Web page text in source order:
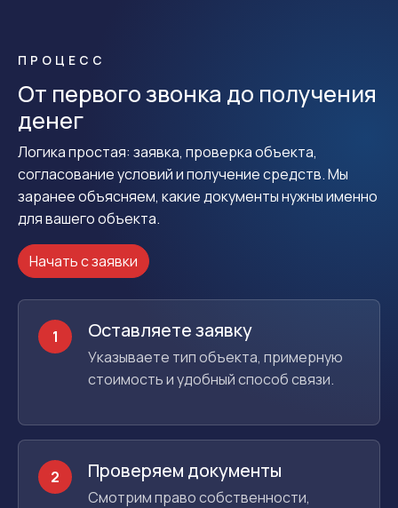
ПРОЦЕСС
От первого звонка до получения
денег
Логика простая: заявка, проверка объекта,
согласование условий и получение средств. Мы
заранее объясняем, какие документы нужны именно
для вашего объекта.
Начать с заявки
1 Оставляете заявку
Указываете тип объекта, примерную
стоимость и удобный способ связи.
2 Проверяем документы
Смотрим право собственности,